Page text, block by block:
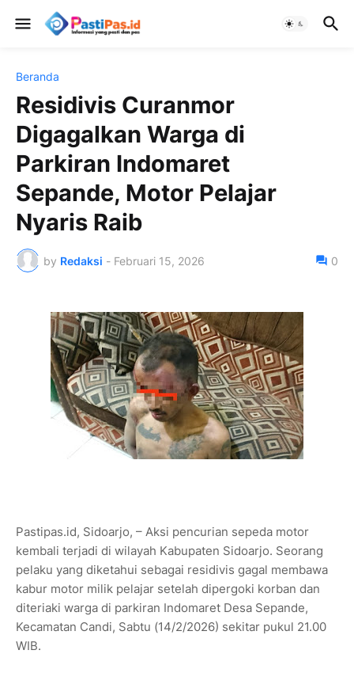
Beranda
Residivis Curanmor
Digagalkan Warga di
Parkiran Indomaret
Sepande, Motor Pelajar
Nyaris Raib
by Redaksi - Februari 15, 2026 0
Pastipas.id, Sidoarjo, – Aksi pencurian sepeda motor
kembali terjadi di wilayah Kabupaten Sidoarjo. Seorang
pelaku yang diketahui sebagai residivis gagal membawa
kabur motor milik pelajar setelah dipergoki korban dan
diteriaki warga di parkiran Indomaret Desa Sepande,
Kecamatan Candi, Sabtu (14/2/2026) sekitar pukul 21.00
WIB.